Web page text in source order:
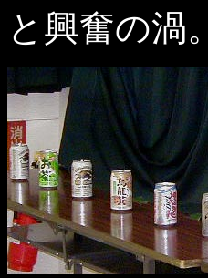
と興奮の渦。